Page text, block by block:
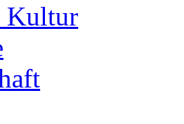
Kultur